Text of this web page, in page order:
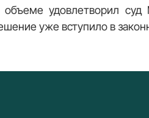
удовлетворил суд
уже вступило в